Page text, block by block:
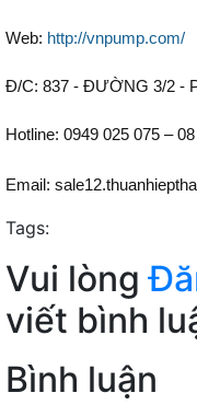
Web: http://vnpump.com/
Đ/C: 837 - ĐƯỜNG 3/2 -
Hotline: 0949 025 075 –
Email:
Tags:
Vui lòng
viết bình
Bình luận